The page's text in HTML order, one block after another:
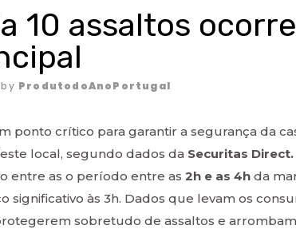
10 assaltos
by ProdutodoAnoPortugal
ponto crítico para garantir a segurança da
local, segundo dados da Securitas Direct.
entre as o período entre as 2h e as 4h da
significativo às 3h. Dados que levam os
sobretudo de assaltos e